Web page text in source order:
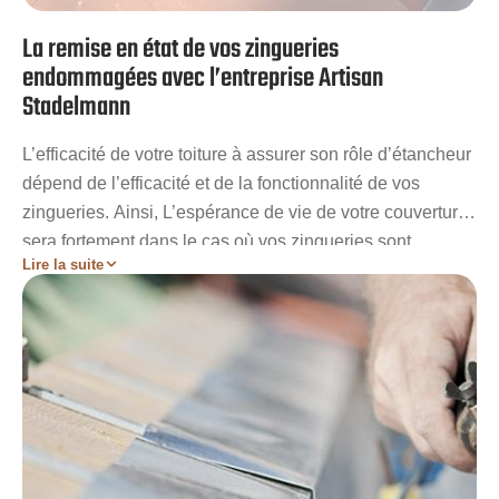
La remise en état de vos zingueries
endommagées avec l’entreprise Artisan
Stadelmann
L’efficacité de votre toiture à assurer son rôle d’étancheur
dépend de l’efficacité et de la fonctionnalité de vos
zingueries. Ainsi, L’espérance de vie de votre couverture
sera fortement dans le cas où vos zingueries sont
abimées. Votre toit sera alors plus vulnérable aux risques
d’infiltration d’eau et autres conséquences néfastes
comme l’envahissement des mousses. Artisan
Stadelmann vous invite à faire recours à ses services Si
vous rencontrez des problèmes de fuites. Notre entreprise
apportera les meilleures solutions afin que votre toit
puisse retrouver toute son efficacité.
Lire la suite